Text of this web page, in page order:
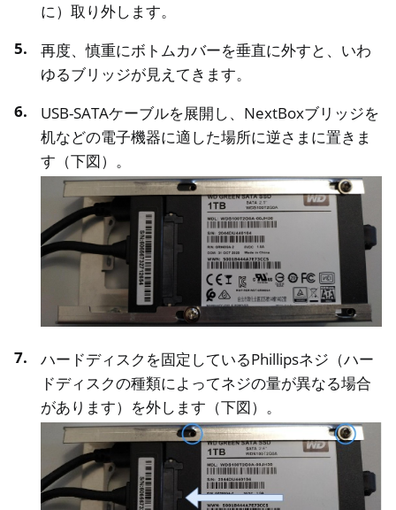
に）取り外します。
再度、慎重にボトムカバーを垂直に外すと、いわ
ゆるブリッジが見えてきます。
USB-SATAケーブルを展開し、NextBoxブリッジを
机などの電子機器に適した場所に逆さまに置きま
す（下図）。
ハードディスクを固定しているPhillipsネジ（ハー
ドディスクの種類によってネジの量が異なる場合
があります）を外します（下図）。